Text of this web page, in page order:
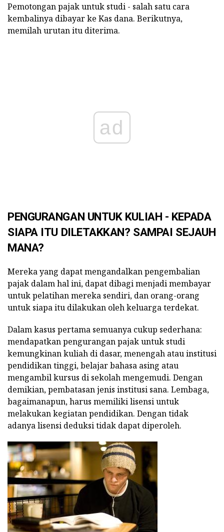
Pemotongan pajak untuk studi - salah satu cara
kembalinya dibayar ke Kas dana. Berikutnya,
memilah urutan itu diterima.
ad
PENGURANGAN UNTUK KULIAH - KEPADA
SIAPA ITU DILETAKKAN? SAMPAI SEJAUH
MANA?
Mereka yang dapat mengandalkan pengembalian
pajak dalam hal ini, dapat dibagi menjadi membayar
untuk pelatihan mereka sendiri, dan orang-orang
untuk siapa itu dilakukan oleh keluarga terdekat.
Dalam kasus pertama semuanya cukup sederhana:
mendapatkan pengurangan pajak untuk studi
kemungkinan kuliah di dasar, menengah atau institusi
pendidikan tinggi, belajar bahasa asing atau
mengambil kursus di sekolah mengemudi. Dengan
demikian, pembatasan jenis institusi sana. Lembaga,
bagaimanapun, harus memiliki lisensi untuk
melakukan kegiatan pendidikan. Dengan tidak
adanya lisensi deduksi tidak dapat diperoleh.